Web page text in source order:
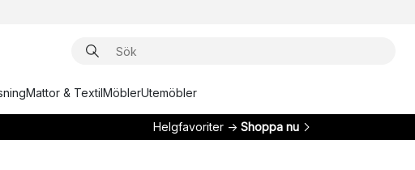
Mattor & TextilMöblerUtemöbler
Helgfavoriter → Shoppa nu